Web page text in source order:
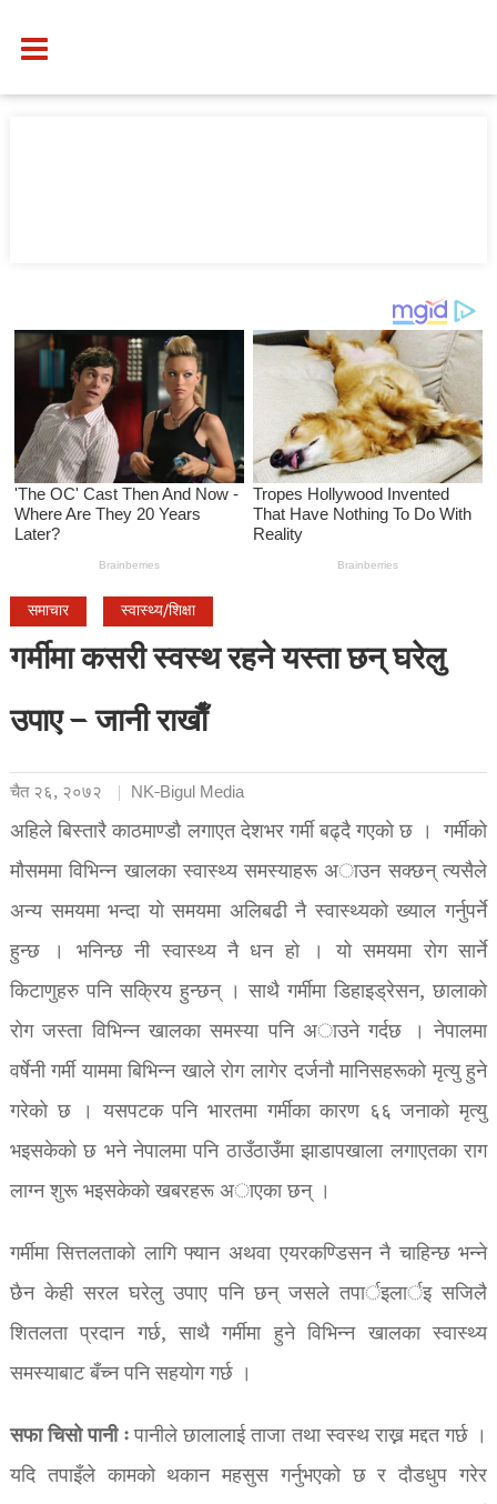
समाचार स्वास्थ्य/शिक्षा
गर्मीमा कसरी स्वस्थ रहने यस्ता छन् घरेलु
उपाए – जानी राखाैँ
चैत २६, २०७२ NK-Bigul Media
अहिले बिस्तारै काठमाण्डाै लगाएत देशभर गर्मी बढ्दै गएकाे छ । गर्मीको
मौसममा विभिन्न खालका स्वास्थ्य समस्याहरू अाउन सक्छन् त्यसैले
अन्य समयमा भन्दा याे समयमा अलिबढी नै स्वास्थ्यकाे ख्याल गर्नुपर्ने
हुन्छ । भनिन्छ नी स्वास्थ्य नै धन हाे । यो समयमा रोग सार्ने
किटाणुहरु पनि सक्रिय हुन्छन् । साथै गर्मीमा डिहाइड्रेसन, छालाको
रोग जस्ता विभिन्न खालका समस्या पनि अाउने गर्दछ । नेपालमा
वर्षेनी गर्मी याममा बिभिन्न खाले राेग लागेर दर्जनाै मानिसहरूकाे मृत्यु हुने
गरेकाे छ । यसपटक पनि भारतमा गर्मीका कारण ६६ जनाकाे मृत्यु
भइसकेकाे छ भने नेपालमा पनि ठाउँठाउँमा झाडापखाला लगाएतका राग
लाग्न शुरू भइसकेकाे खबरहरू अाएका छन् ।
गर्मीमा सित्तलताकाे लागि फ्यान अथवा एयरकण्डिसन नै चाहिन्छ भन्ने
छैन केही सरल घरेलु उपाए पनि छन् जसले तपार्इलार्इ सजिलै
शितलता प्रदान गर्छ, साथै गर्मीमा हुने विभिन्न खालका स्वास्थ्य
समस्याबाट बँच्न पनि सहयोग गर्छ ।
सफा चिसो पानी ःपानीले छालालाई ताजा तथा स्वस्थ राख्न मद्दत गर्छ ।
यदि तपाइँले कामको थकान महसुस गर्नुभएको छ र दौडधुप गरेर